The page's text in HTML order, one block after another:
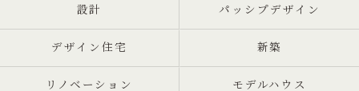
設計 パッシプデザイン
デザイン住宅 新築
リノベーション モデルハウス